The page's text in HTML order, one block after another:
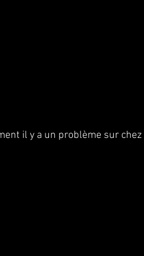
il y a un problème sur